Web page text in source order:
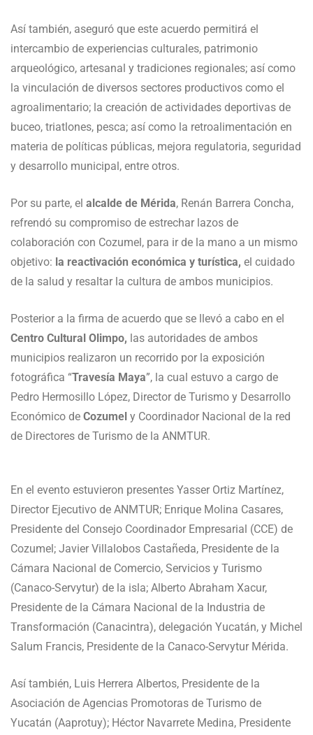
Así también, aseguró que este acuerdo permitirá el
intercambio de experiencias culturales, patrimonio
arqueológico, artesanal y tradiciones regionales; así como
la vinculación de diversos sectores productivos como el
agroalimentario; la creación de actividades deportivas de
buceo, triatlones, pesca; así como la retroalimentación en
materia de políticas públicas, mejora regulatoria, seguridad
y desarrollo municipal, entre otros.
Por su parte, el alcalde de Mérida, Renán Barrera Concha,
refrendó su compromiso de estrechar lazos de
colaboración con Cozumel, para ir de la mano a un mismo
objetivo: la reactivación económica y turística, el cuidado
de la salud y resaltar la cultura de ambos municipios.
Posterior a la firma de acuerdo que se llevó a cabo en el
Centro Cultural Olimpo, las autoridades de ambos
municipios realizaron un recorrido por la exposición
fotográfica “Travesía Maya”, la cual estuvo a cargo de
Pedro Hermosillo López, Director de Turismo y Desarrollo
Económico de Cozumel y Coordinador Nacional de la red
de Directores de Turismo de la ANMTUR.
En el evento estuvieron presentes Yasser Ortiz Martínez,
Director Ejecutivo de ANMTUR; Enrique Molina Casares,
Presidente del Consejo Coordinador Empresarial (CCE) de
Cozumel; Javier Villalobos Castañeda, Presidente de la
Cámara Nacional de Comercio, Servicios y Turismo
(Canaco-Servytur) de la isla; Alberto Abraham Xacur,
Presidente de la Cámara Nacional de la Industria de
Transformación (Canacintra), delegación Yucatán, y Michel
Salum Francis, Presidente de la Canaco-Servytur Mérida.
Así también, Luis Herrera Albertos, Presidente de la
Asociación de Agencias Promotoras de Turismo de
Yucatán (Aaprotuy); Héctor Navarrete Medina, Presidente